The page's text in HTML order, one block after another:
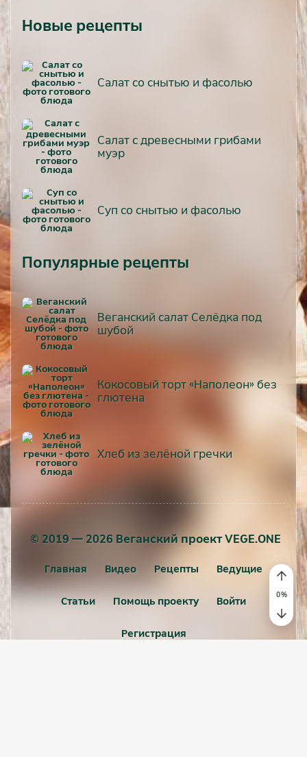
Новые рецепты
Салат со снытью и фасолью
Салат с древесными грибами
муэр
Суп со снытью и фасолью
Популярные рецепты
Веганский салат Селёдка под
шубой
Кокосовый торт «Наполеон» без
глютена
Хлеб из зелёной гречки
© 2019 — 2026 Веганский проект VEGE.ONE
Главная Видео Рецепты Ведущие
Статьи Помощь проекту Войти
Регистрация